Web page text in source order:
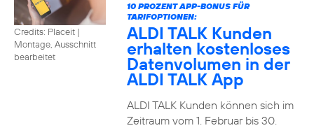
Credits: Placeit |
Montage, Ausschnitt
bearbeitet
10 PROZENT APP-BONUS FÜR
TARIFOPTIONEN:
ALDI TALK Kunden
erhalten kostenloses
Datenvolumen in der
ALDI TALK App
ALDI TALK Kunden können sich im
Zeitraum vom 1. Februar bis 30.